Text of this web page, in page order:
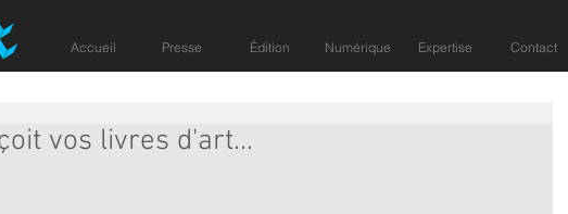
vos livres d'art...
Accueil Presse Édition Numérique Expertise Contact